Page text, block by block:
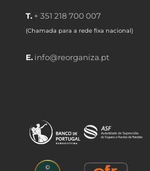
T. + 351 218 700 007
(Chamada para a rede fixa nacional)
E. info@reorganiza.pt